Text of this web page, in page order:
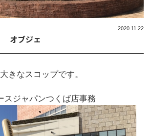
オブジェ
2020.11.22
大きなスコップです。
スジャパンつくば店事務